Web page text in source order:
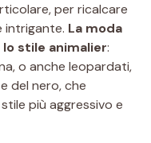
per ricalcare
intrigante. La moda
lo stile animalier:
o anche leopardati,
del nero, che
più aggressivo e